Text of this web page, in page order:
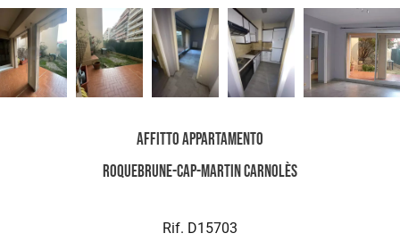
Affitto Appartamento
Roquebrune-Cap-Martin Carnolès
Rif. D15703